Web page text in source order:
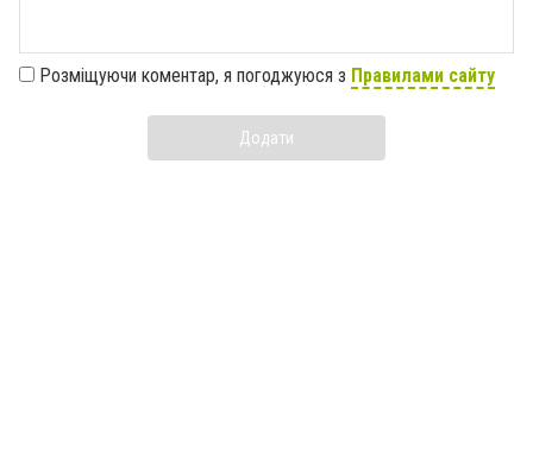
Розміщуючи коментар, я погоджуюся з Правилами сайту
Додати